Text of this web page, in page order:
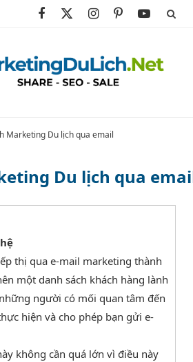
c
o
k
T
t
e
)
I
s
r
a
P
n
e
s
Y
u
e
Marketing Du lịch qua email
Du lịch qua
thị qua e-mail marketing thành
một danh sách khách hàng lành
người có mối quan tâm đến
hiện và cho phép bạn gửi e-
không cần quá lớn vì điều này